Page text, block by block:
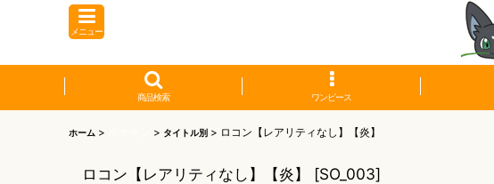
メニュー
商品検索 ワンピース
ホーム > > タイトル別 > ロコン【レアリティなし】【炎】
ロコン【レアリティなし】【炎】 [SO_003]